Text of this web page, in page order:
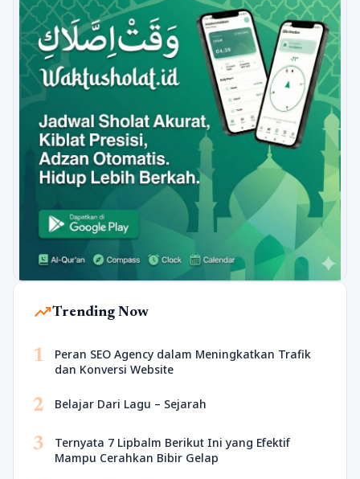
trending_upTrending Now
1
Peran SEO Agency dalam Meningkatkan Trafik
dan Konversi Website
2 Belajar Dari Lagu – Sejarah
3
Ternyata 7 Lipbalm Berikut Ini yang Efektif
Mampu Cerahkan Bibir Gelap